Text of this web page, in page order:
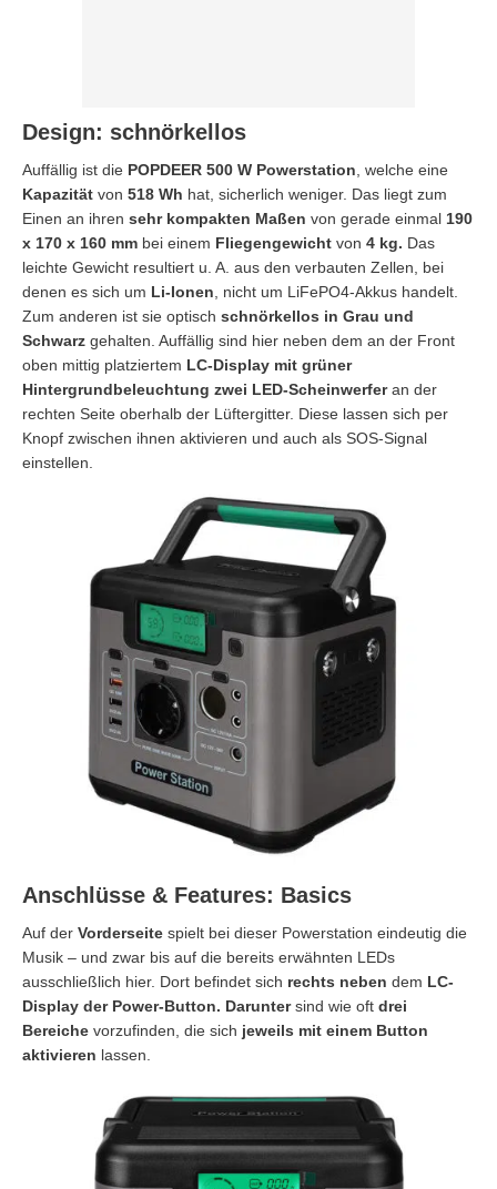
Design: schnörkellos
Auffällig ist die POPDEER 500 W Powerstation , welche eine
Kapazität von 518 Wh hat, sicherlich weniger. Das liegt zum
Einen an ihren sehr kompakten Maßen von gerade einmal 190
x 170 x 160 mm bei einem Fliegengewicht von 4 kg. Das
leichte Gewicht resultiert u. A. aus den verbauten Zellen, bei
denen es sich um Li-Ionen , nicht um LiFePO4-Akkus handelt.
Zum anderen ist sie optisch schnörkellos in Grau und
Schwarz gehalten. Auffällig sind hier neben dem an der Front
oben mittig platziertem LC-Display mit grüner
Hintergrundbeleuchtung zwei LED-Scheinwerferan der
rechten Seite oberhalb der Lüftergitter. Diese lassen sich per
Knopf zwischen ihnen aktivieren und auch als SOS-Signal
einstellen.
Anschlüsse & Features: Basics
Auf der Vorderseite spielt bei dieser Powerstation eindeutig die
Musik – und zwar bis auf die bereits erwähnten LEDs
ausschließlich hier. Dort befindet sich rechts neben dem LC-
Display der Power-Button. Daruntersind wie oft drei
Bereiche vorzufinden, die sich jeweils mit einem Button
aktivieren lassen.